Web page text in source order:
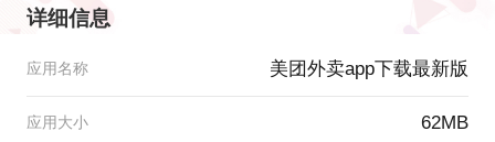
详细信息
应用名称 美团外卖app下载最新版
应用大小 62MB